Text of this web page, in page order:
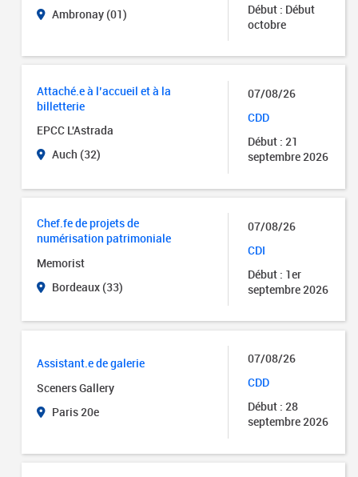
Ambronay (01)
Début : Début
octobre
Attaché.e à l’accueil et à la
billetterie
EPCC L'Astrada
Auch (32)
07/08/26
CDD
Début : 21
septembre 2026
Chef.fe de projets de
numérisation patrimoniale
Memorist
Bordeaux (33)
07/08/26
CDI
Début : 1er
septembre 2026
Assistant.e de galerie
Sceners Gallery
Paris 20e
07/08/26
CDD
Début : 28
septembre 2026